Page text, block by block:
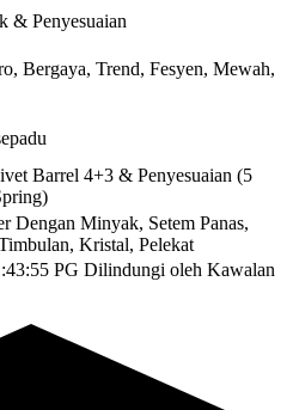
& Penyesuaian
Bergaya, Trend, Fesyen, Mewah,
Barrel 4+3 & Penyesuaian (5
Dengan Minyak, Setem Panas,
Kristal, Pelekat
PG Dilindungi oleh Kawalan